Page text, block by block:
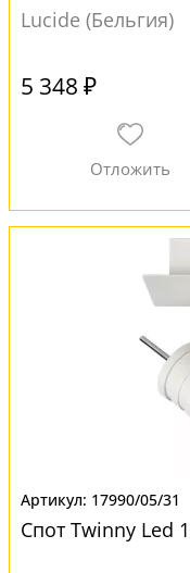
Lucide (Бельгия)
5 348 ₽
17990/05/31
Спот Twinny Led